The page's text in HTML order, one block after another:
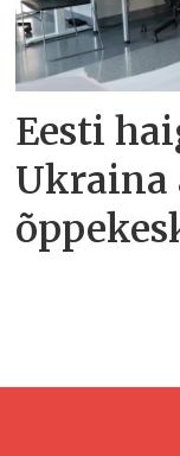
Eesti
Ukraina